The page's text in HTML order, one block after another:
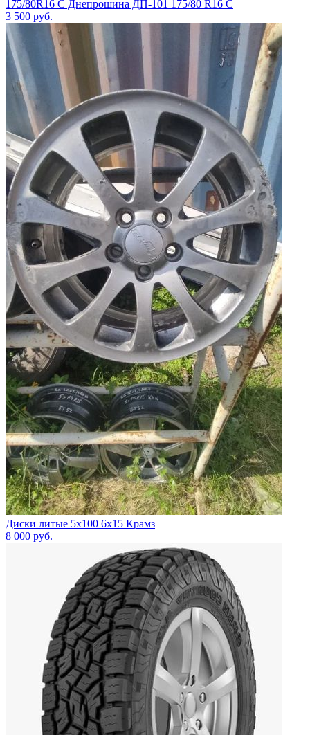
175/80R16 C Днепрошина ДП-101 175/80 R16 C
3 500 руб.
Диски литые 5x100 6x15 Крамз
8 000 руб.